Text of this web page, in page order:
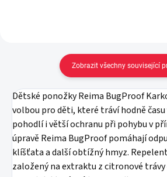
Zobrazit všechny související
Dětské ponožky Reima BugProof
volbou pro děti, které tráví hodně
pohodlí i větší ochranu při pohybu v
úpravě Reima BugProof pomáhají
klíšťata a další obtížný hmyz.
založený na extraktu z citronové